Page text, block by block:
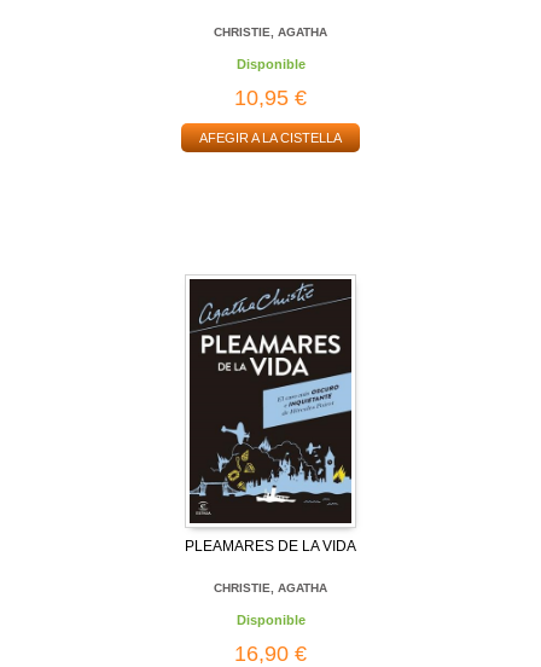
CHRISTIE, AGATHA
Disponible
10,95 €
AFEGIR A LA CISTELLA
PLEAMARES DE LA VIDA
CHRISTIE, AGATHA
Disponible
16,90 €